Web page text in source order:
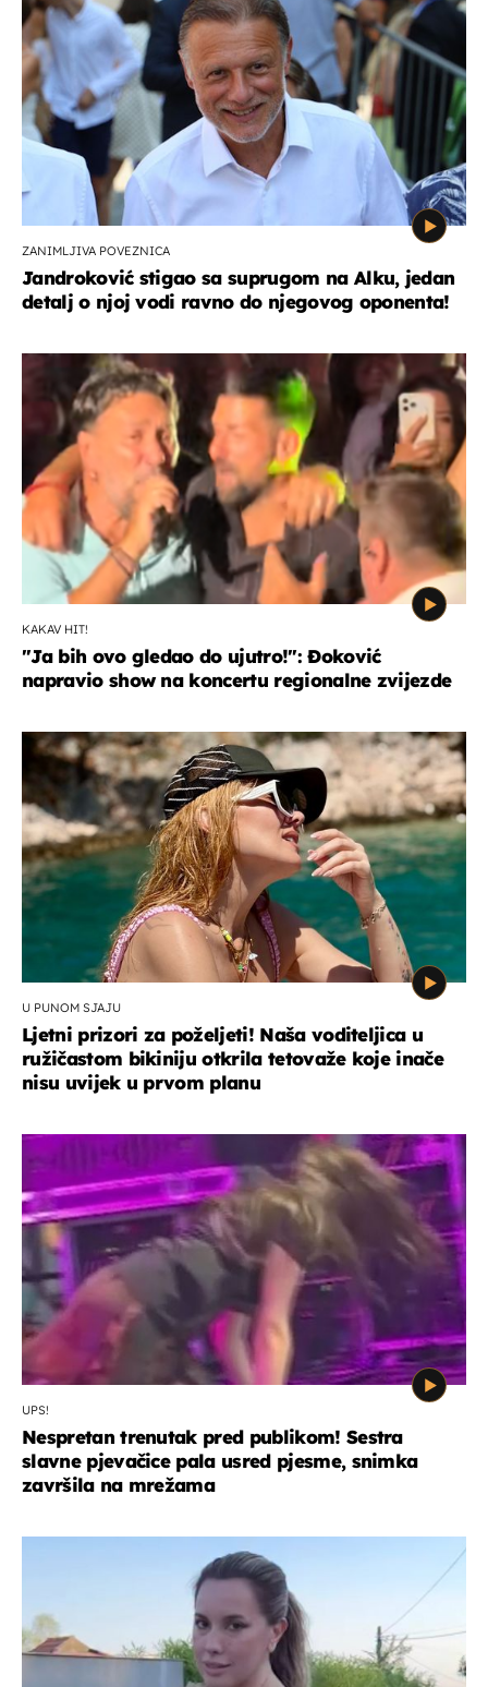
ZANIMLJIVA POVEZNICA
Jandroković stigao sa suprugom na Alku, jedan
detalj o njoj vodi ravno do njegovog oponenta!
KAKAV HIT!
"Ja bih ovo gledao do ujutro!": Đoković
napravio show na koncertu regionalne zvijezde
U PUNOM SJAJU
Ljetni prizori za poželjeti! Naša voditeljica u
ružičastom bikiniju otkrila tetovaže koje inače
nisu uvijek u prvom planu
UPS!
Nespretan trenutak pred publikom! Sestra
slavne pjevačice pala usred pjesme, snimka
završila na mrežama